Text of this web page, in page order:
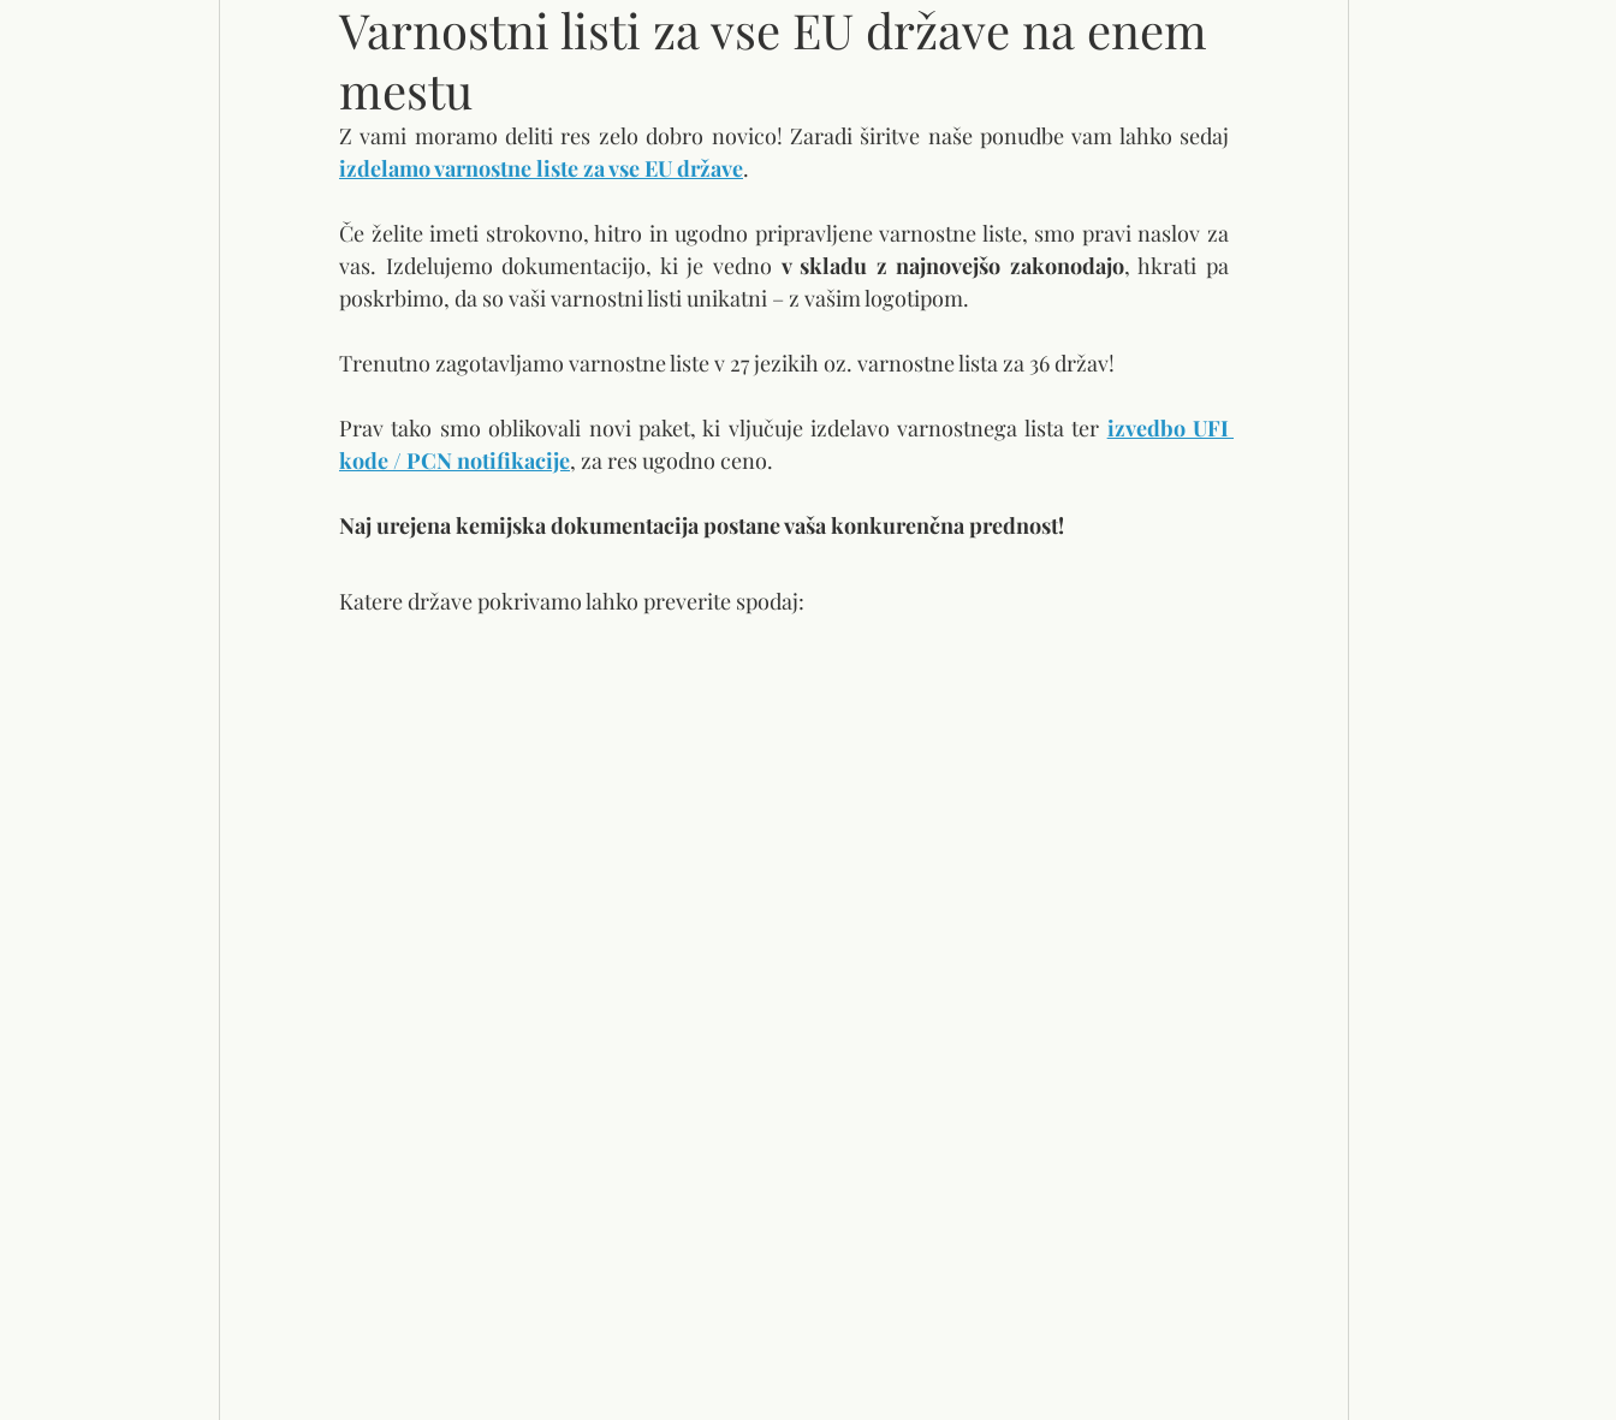
Varnostni listi za vse EU države na enem
mestu
izdelamo varnostne liste za vse EU države.
Če želite imeti strokovno, hitro in ugodno pripravljene varnostne liste, smo pravi naslov za
vas. Izdelujemo dokumentacijo, ki je vedno v skladu z najnovejšo zakonodajo, hkrati pa
poskrbimo, da so vaši varnostni listi unikatni – z vašim logotipom.
Trenutno zagotavljamo varnostne liste v 27 jezikih oz. varnostne lista za 36 držav!
Prav tako smo oblikovali novi paket, ki vljučuje izdelavo varnostnega lista ter izvedbo UFI
kode / PCN notifikacije, za res ugodno ceno.
Naj urejena kemijska dokumentacija postane vaša konkurenčna prednost!
Katere države pokrivamo lahko preverite spodaj: